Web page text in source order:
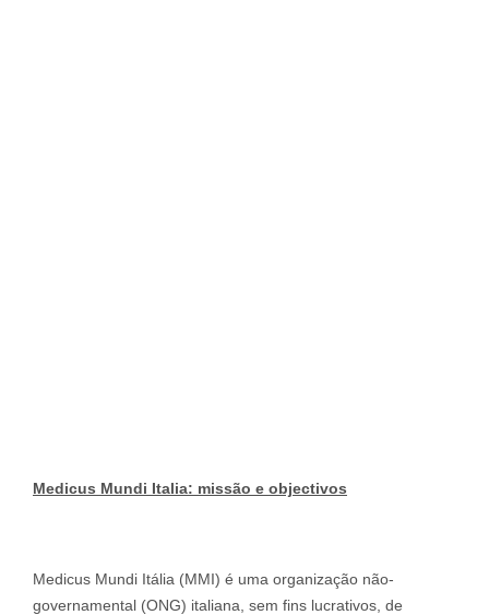
Medicus Mundi Italia: missão e objectivos
Medicus Mundi Itália (MMI) é uma organização não-
governamental (ONG) italiana, sem fins lucrativos, de